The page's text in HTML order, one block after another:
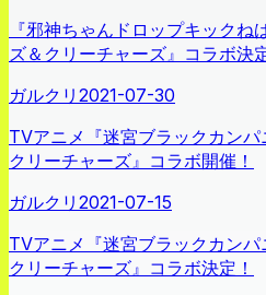
『邪神ちゃんドロップキック
ズ＆クリーチャーズ』コラボ決
ガルクリ 2021-07-30
TVアニメ『迷宮ブラックカン
クリーチャーズ』コラボ開催！
ガルクリ 2021-07-15
TVアニメ『迷宮ブラックカン
クリーチャーズ』コラボ決定！